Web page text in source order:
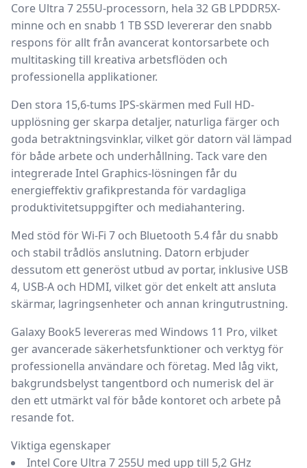
Core Ultra 7 255U-processorn, hela 32 GB LPDDR5X-
minne och en snabb 1 TB SSD levererar den snabb
respons för allt från avancerat kontorsarbete och
multitasking till kreativa arbetsflöden och
professionella applikationer.
Den stora 15,6-tums IPS-skärmen med Full HD-
upplösning ger skarpa detaljer, naturliga färger och
goda betraktningsvinklar, vilket gör datorn väl lämpad
för både arbete och underhållning. Tack vare den
integreradeIntel Graphics-lösningen får du
energieffektiv grafikprestanda för vardagliga
produktivitetsuppgifter och mediahantering.
Med stöd förWi-Fi 7 och Bluetooth 5.4får du snabb
och stabil trådlös anslutning. Datorn erbjuder
dessutom ett generöst utbud av portar, inklusive USB
4, USB-A och HDMI, vilket gör det enkelt att ansluta
skärmar, lagringsenheter och annan kringutrustning.
Galaxy Book5 levereras med Windows 11 Pro, vilket
ger avancerade säkerhetsfunktioner och verktyg för
professionella användare och företag. Med låg vikt,
bakgrundsbelyst tangentbord och numerisk del är
den ett utmärkt val för både kontoret och arbete på
resande fot.
Viktiga egenskaper
Intel Core Ultra 7 255U med upp till 5,2 GHz